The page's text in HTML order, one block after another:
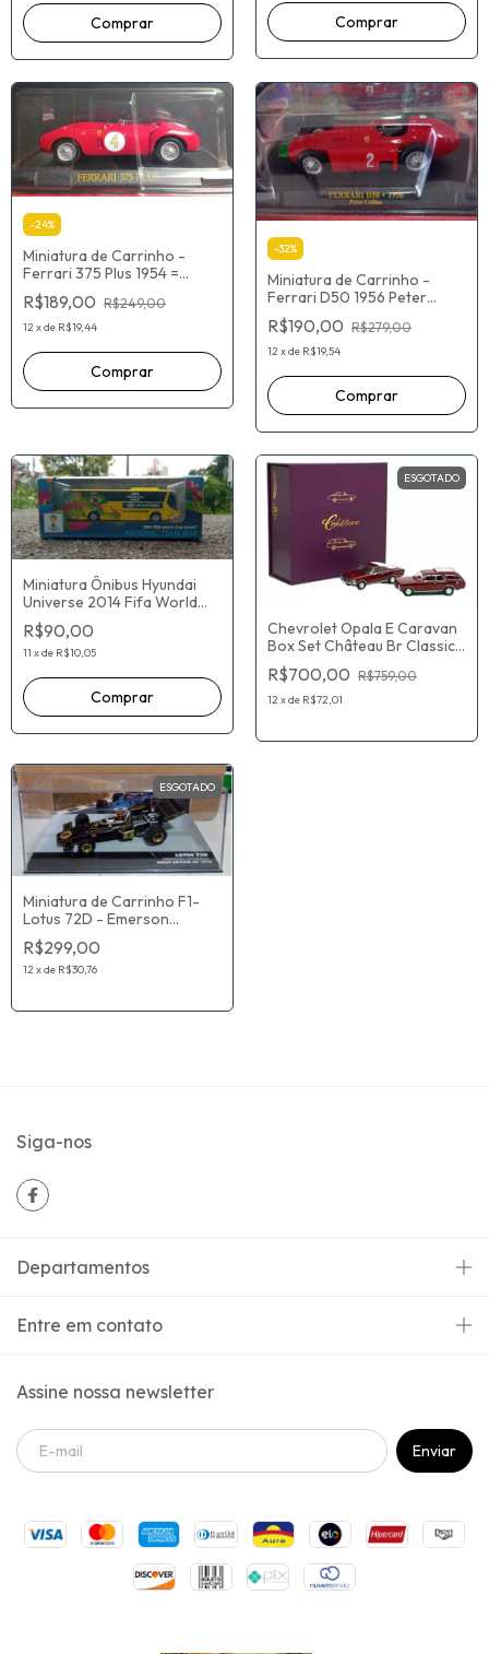
-24%
Miniatura de Carrinho -
Ferrari 375 Plus 1954 =
ESCALA 1:43 - Vermelho -
Novo
R$189,00 R$249,00
12 xde R$19,44
-32%
Miniatura de Carrinho -
Ferrari D50 1956 Peter
Collins - ESCALA 1/43 -
Vermelho - Novo
R$190,00 R$279,00
12 xde R$19,54
Miniatura Ônibus Hyundai
Universe 2014 Fifa World
Cup Brasil
R$90,00
11 xde R$10,05
ESGOTADO
Chevrolet Opala E Caravan
Box Set Château Br Classics
1/64 - EDIÇÃO LIMITADA
R$700,00 R$759,00
12 xde R$72,01
ESGOTADO
Miniatura de Carrinho F1-
Lotus 72D - Emerson
Fittipaldi - Great Britain GP
1972 - Escala 1/43
R$299,00
12 xde R$30,76
Siga-nos
Departamentos
Entre em contato
Assine nossa newsletter